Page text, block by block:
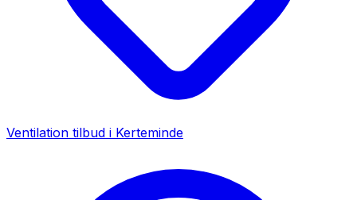
Ventilation tilbud i Kerteminde